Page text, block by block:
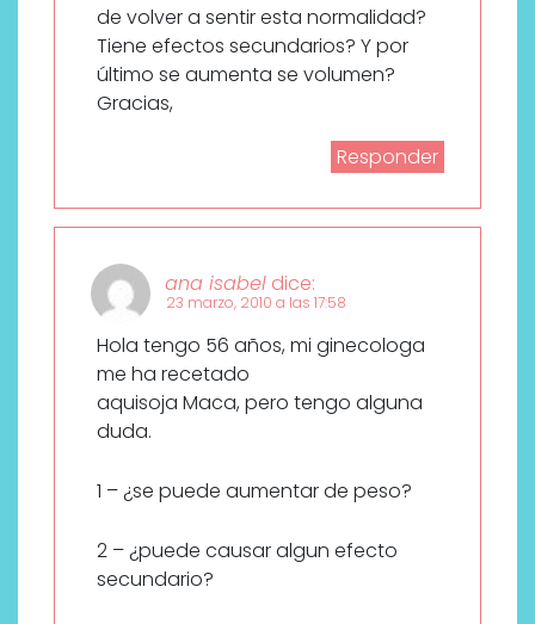
de volver a sentir esta normalidad?
Tiene efectos secundarios? Y por
último se aumenta se volumen?
Gracias,
Responder
ana isabel dice:
23 marzo, 2010 a las 17:58
Hola tengo 56 años, mi ginecologa
me ha recetado
aquisoja Maca, pero tengo alguna
duda.
1 – ¿se puede aumentar de peso?
2 – ¿puede causar algun efecto
secundario?